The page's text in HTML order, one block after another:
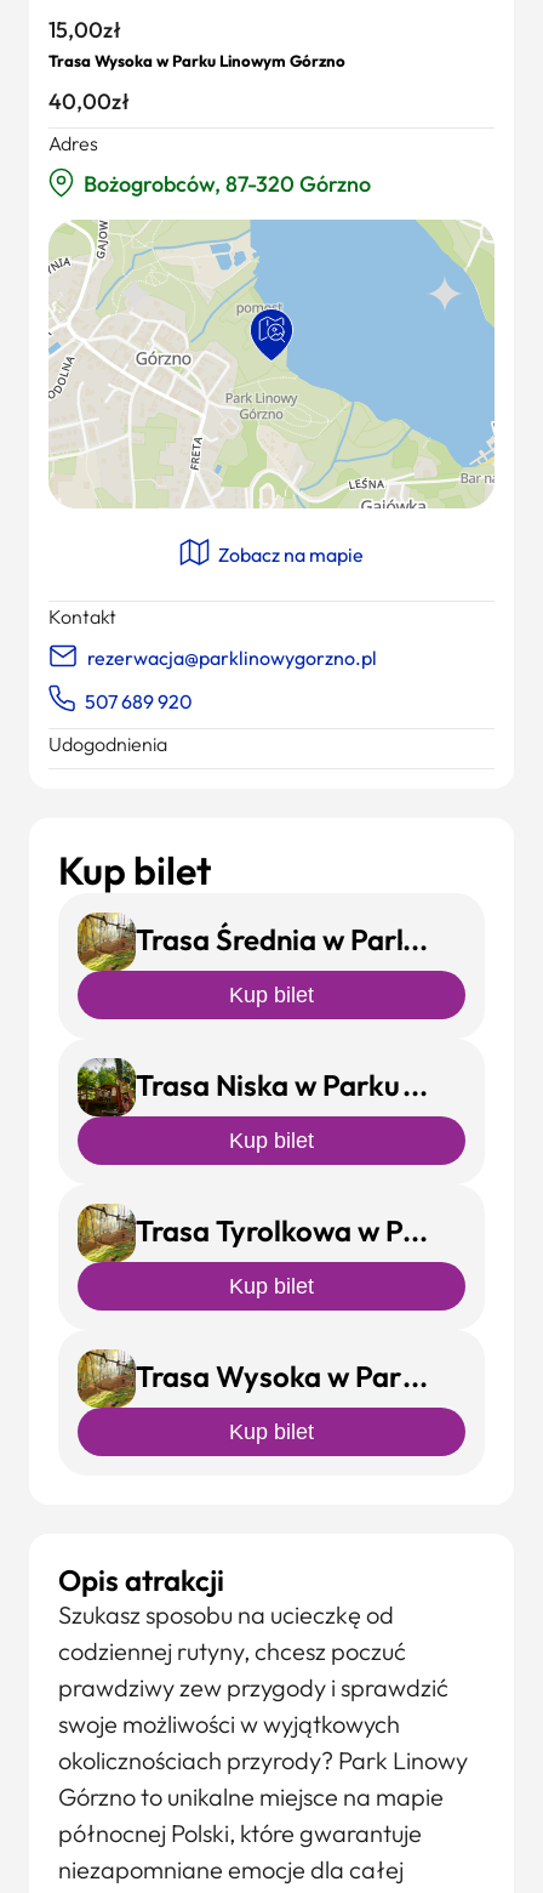
Kup bilet
Trasa Średnia w Parku
Kup bilet
Trasa Niska w Parku Linowym
Kup bilet
Trasa Tyrolkowa w Parku
Kup bilet
Trasa Wysoka w Parku
Kup bilet
Opis atrakcji
Szukasz sposobu na ucieczkę od
codziennej rutyny, chcesz poczuć
prawdziwy zew przygody i sprawdzić
swoje możliwości w wyjątkowych
okolicznościach przyrody? Park Linowy
Górzno to unikalne miejsce na mapie
północnej Polski, które gwarantuje
niezapomniane emocje dla całej
15,00zł
Trasa Wysoka w Parku Linowym Górzno
40,00zł
Adres
Bożogrobców, 87-320 Górzno
Zobacz na mapie
Kontakt
rezerwacja@parklinowygorzno.pl
507 689 920
Udogodnienia